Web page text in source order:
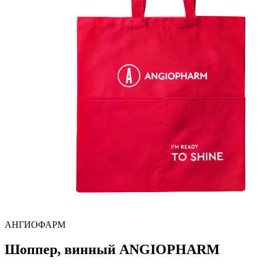
АНГИОФАРМ
Шоппер, винный ANGIOPHARM